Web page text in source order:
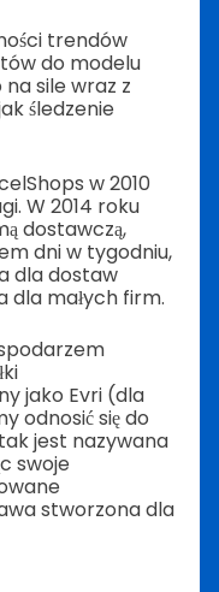
trendów
do modelu
sile wraz z
śledzenie
w 2010
W 2014 roku
dostawczą,
dni w tygodniu,
dla dostaw
dla małych firm.
jako Evri (dla
odnosić się do
jest nazywana
swoje
stworzona dla